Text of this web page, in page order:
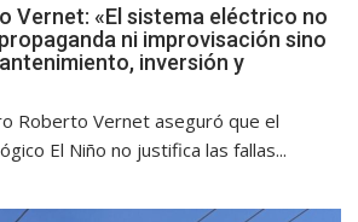
Vernet: «El sistema eléctrico no
ni improvisación sino
inversión y
Roberto Vernet aseguró que el
El Niño no justifica las fallas...